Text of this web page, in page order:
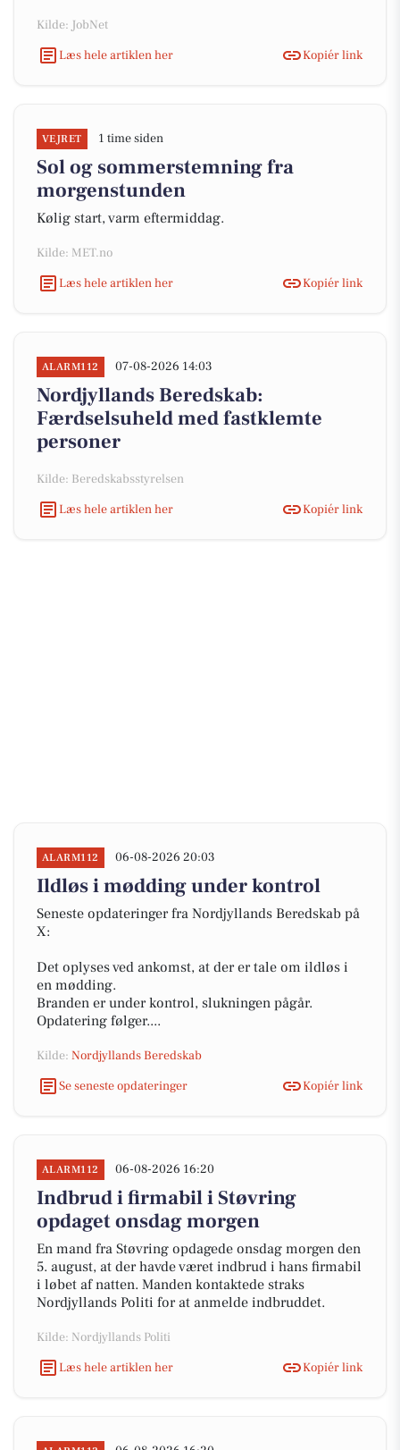
Kilde: JobNet
Læs hele artiklen her
Kopiér link
VEJRET 1 time siden
Sol og sommerstemning fra
morgenstunden
Kølig start, varm eftermiddag.
Kilde: MET.no
Læs hele artiklen her
Kopiér link
ALARM112 07-08-2026 14:03
Nordjyllands Beredskab:
Færdselsuheld med fastklemte
personer
Kilde: Beredskabsstyrelsen
Læs hele artiklen her
Kopiér link
ALARM112 06-08-2026 20:03
Ildløs i mødding under kontrol
Seneste opdateringer fra Nordjyllands Beredskab på
X:
Det oplyses ved ankomst, at der er tale om ildløs i
en mødding.
Branden er under kontrol, slukningen pågår.
Opdatering følger....
Kilde: Nordjyllands Beredskab
Se seneste opdateringer
Kopiér link
ALARM112 06-08-2026 16:20
Indbrud i firmabil i Støvring
opdaget onsdag morgen
En mand fra Støvring opdagede onsdag morgen den
5. august, at der havde været indbrud i hans firmabil
i løbet af natten. Manden kontaktede straks
Nordjyllands Politi for at anmelde indbruddet.
Kilde: Nordjyllands Politi
Læs hele artiklen her
Kopiér link